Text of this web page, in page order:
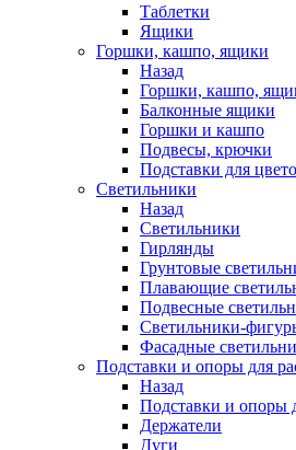
Таблетки
Ящики
Горшки, кашпо, ящики
Назад
Горшки, кашпо,
Балконные ящики
Горшки и кашпо
Подвесы, крючки
Подставки для
Светильники
Назад
Светильники
Гирлянды
Грунтовые
Плавающие
Подвесные
Светильники-
Фасадные
Подставки и опоры для
Назад
Подставки и опоры
Держатели
Дуги